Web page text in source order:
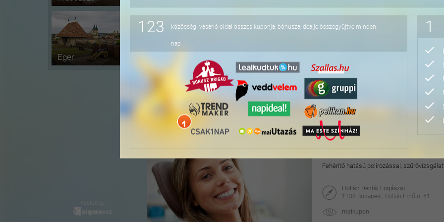
123 közösségi vásárló oldal összes kuponja, bónusza, dealje összegyűjtve minden
nap
1
Eger
hosted by
-11% Komplex laboratóriumi
Orvosi konzultációval és
Medina Egészség Centrum
1047 Budapest, Liszt Ferenc u. 6.
maikupon
25.000 Ft
Ultrahangos fogkő-
Fehérítő hatású polírozással,
Hollán Dentál Fogászat
1138 Budapest, Hollán Ernő u. 51.
maikupon